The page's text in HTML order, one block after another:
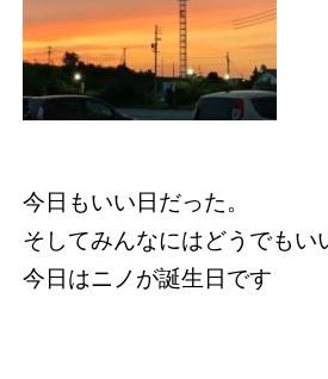
今日もいい日だった。
そしてみんなにはどうでもい
今日はニノが誕生日です